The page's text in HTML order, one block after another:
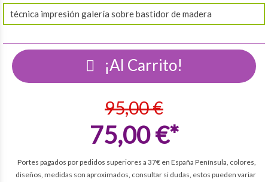
técnica impresión galería sobre bastidor de madera
¡Al Carrito!
95,00 €
75,00 €*
Portes pagados por pedidos superiores a 37€ en España Península, colores,
diseños, medidas son aproximados, consultar si dudas, estos pueden variar